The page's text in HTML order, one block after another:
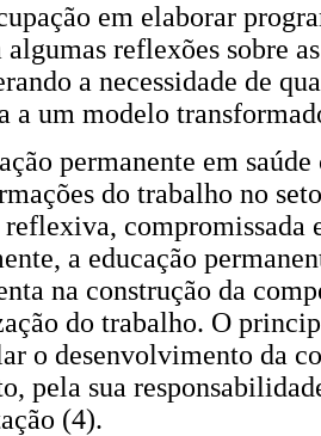
em elaborar
reflexões sobre
a necessidade de
a um modelo
permanente em
do trabalho no
compromissada
a educação
na construção da
do trabalho. O
o desenvolvimento da
pela sua
(4).